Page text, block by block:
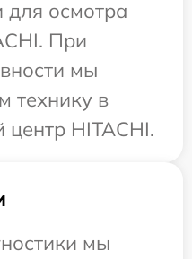
для осмотра
При
мы
технику в
центр HITACHI.
мы